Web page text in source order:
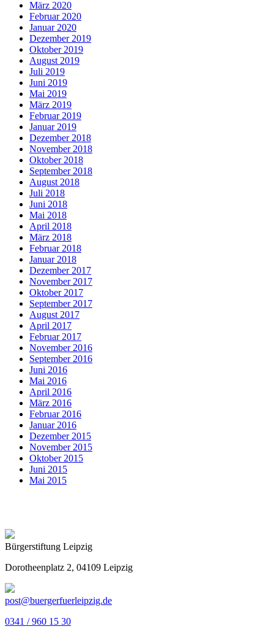
März 2020
Februar 2020
Januar 2020
Dezember 2019
Oktober 2019
August 2019
Juli 2019
Juni 2019
Mai 2019
März 2019
Februar 2019
Januar 2019
Dezember 2018
November 2018
Oktober 2018
September 2018
August 2018
Juli 2018
Juni 2018
Mai 2018
April 2018
März 2018
Februar 2018
Januar 2018
Dezember 2017
November 2017
Oktober 2017
September 2017
August 2017
April 2017
Februar 2017
November 2016
September 2016
Juni 2016
Mai 2016
April 2016
März 2016
Februar 2016
Januar 2016
Dezember 2015
November 2015
Oktober 2015
Juni 2015
Mai 2015
Bürgerstiftung Leipzig
Dorotheenplatz 2, 04109 Leipzig
post@buergerfuerleipzig.de
0341 / 960 15 30